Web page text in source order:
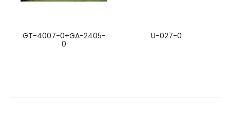
GT-4007-0+GA-2405-
0
U-027-0